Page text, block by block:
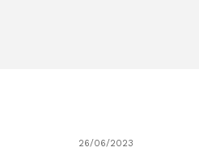
26/06/2023